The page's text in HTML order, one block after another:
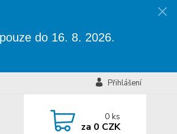
do 16. 8. 2026.
Přihlášení
0 ks
za 0 CZK